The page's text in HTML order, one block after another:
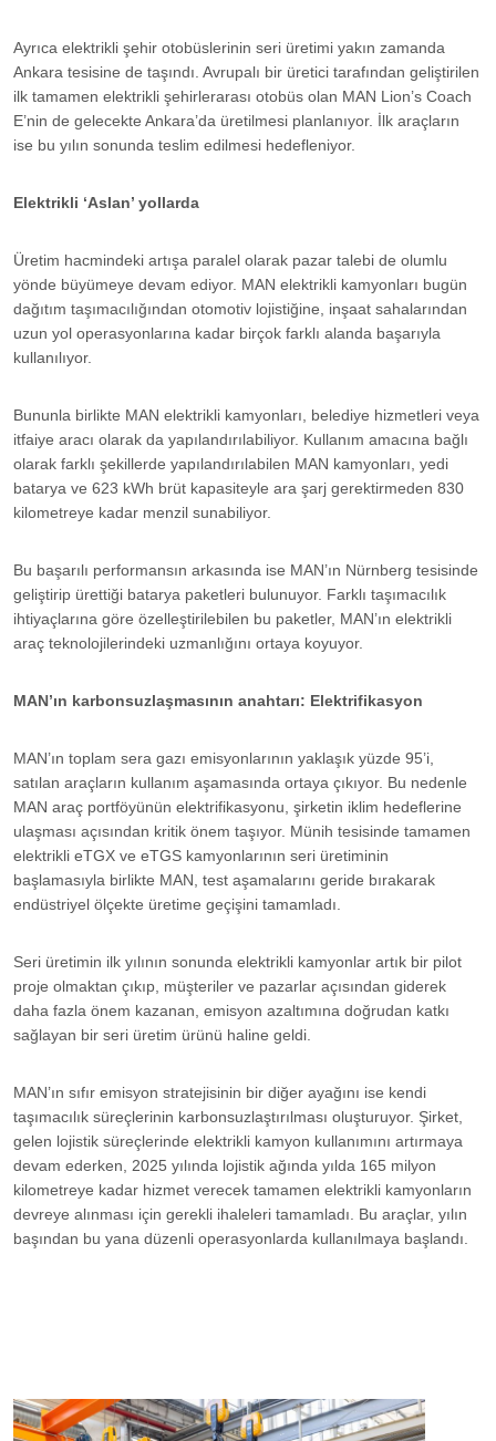
Ayrıca elektrikli şehir otobüslerinin seri üretimi yakın zamanda
Ankara tesisine de taşındı. Avrupalı bir üretici tarafından geliştirilen
ilk tamamen elektrikli şehirlerarası otobüs olan MAN Lion’s Coach
E’nin de gelecekte Ankara’da üretilmesi planlanıyor. İlk araçların
ise bu yılın sonunda teslim edilmesi hedefleniyor.
Elektrikli ‘Aslan’ yollarda
Üretim hacmindeki artışa paralel olarak pazar talebi de olumlu
yönde büyümeye devam ediyor. MAN elektrikli kamyonları bugün
dağıtım taşımacılığından otomotiv lojistiğine, inşaat sahalarından
uzun yol operasyonlarına kadar birçok farklı alanda başarıyla
kullanılıyor.
Bununla birlikte MAN elektrikli kamyonları, belediye hizmetleri veya
itfaiye aracı olarak da yapılandırılabiliyor. Kullanım amacına bağlı
olarak farklı şekillerde yapılandırılabilen MAN kamyonları, yedi
batarya ve 623 kWh brüt kapasiteyle ara şarj gerektirmeden 830
kilometreye kadar menzil sunabiliyor.
Bu başarılı performansın arkasında ise MAN’ın Nürnberg tesisinde
geliştirip ürettiği batarya paketleri bulunuyor. Farklı taşımacılık
ihtiyaçlarına göre özelleştirilebilen bu paketler, MAN’ın elektrikli
araç teknolojilerindeki uzmanlığını ortaya koyuyor.
MAN’ın karbonsuzlaşmasının anahtarı: Elektrifikasyon
MAN’ın toplam sera gazı emisyonlarının yaklaşık yüzde 95’i,
satılan araçların kullanım aşamasında ortaya çıkıyor. Bu nedenle
MAN araç portföyünün elektrifikasyonu, şirketin iklim hedeflerine
ulaşması açısından kritik önem taşıyor. Münih tesisinde tamamen
elektrikli eTGX ve eTGS kamyonlarının seri üretiminin
başlamasıyla birlikte MAN, test aşamalarını geride bırakarak
endüstriyel ölçekte üretime geçişini tamamladı.
Seri üretimin ilk yılının sonunda elektrikli kamyonlar artık bir pilot
proje olmaktan çıkıp, müşteriler ve pazarlar açısından giderek
daha fazla önem kazanan, emisyon azaltımına doğrudan katkı
sağlayan bir seri üretim ürünü haline geldi.
MAN’ın sıfır emisyon stratejisinin bir diğer ayağını ise kendi
taşımacılık süreçlerinin karbonsuzlaştırılması oluşturuyor. Şirket,
gelen lojistik süreçlerinde elektrikli kamyon kullanımını artırmaya
devam ederken, 2025 yılında lojistik ağında yılda 165 milyon
kilometreye kadar hizmet verecek tamamen elektrikli kamyonların
devreye alınması için gerekli ihaleleri tamamladı. Bu araçlar, yılın
başından bu yana düzenli operasyonlarda kullanılmaya başlandı.